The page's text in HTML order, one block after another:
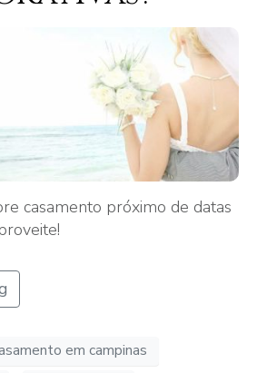
casamento próximo de datas
em campinas